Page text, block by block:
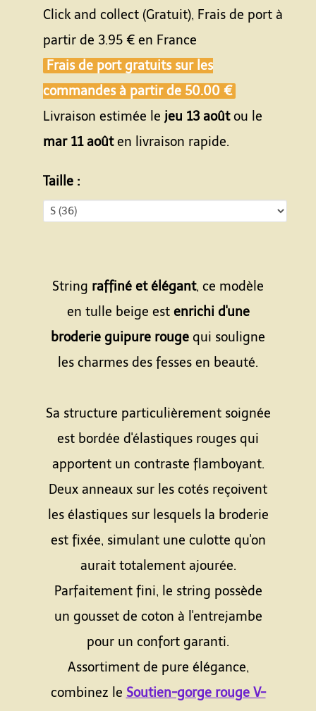
Click and collect (Gratuit), Frais de port à
partir de 3.95 € en France
Frais de port gratuits sur les
commandes à partir de 50.00 €
Livraison estimée le jeu 13 aoûtou le
mar 11 aoûten livraison rapide.
Taille :
String raffiné et élégant, ce modèle
en tulle beige est enrichi d'une
broderie guipure rouge qui souligne
les charmes des fesses en beauté.
Sa structure particulièrement soignée
est bordée d'élastiques rouges qui
apportent un contraste flamboyant.
Deux anneaux sur les cotés reçoivent
les élastiques sur lesquels la broderie
est fixée, simulant une culotte qu'on
aurait totalement ajourée.
Parfaitement fini, le string possède
un gousset de coton à l'entrejambe
pour un confort garanti.
Assortiment de pure élégance,
combinez le Soutien-gorge rouge V-